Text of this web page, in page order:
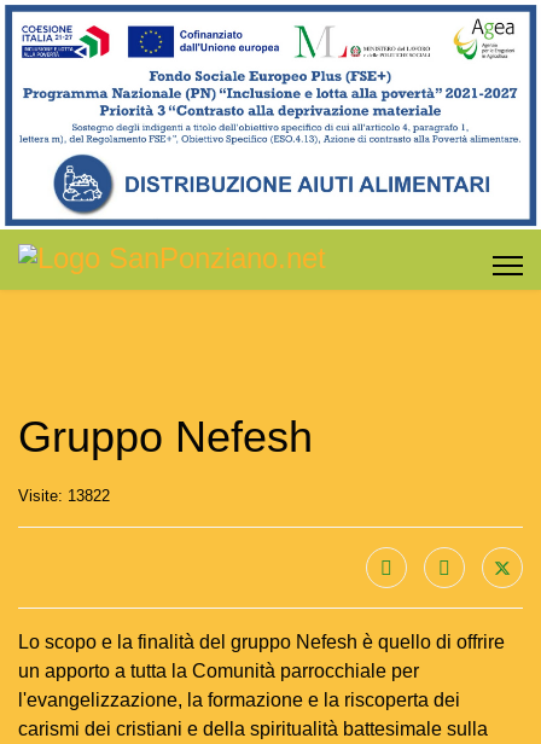
Gruppo Nefesh
Visite: 13822
Lo scopo e la finalità del gruppo Nefesh è quello di offrire
un apporto a tutta la Comunità parrocchiale per
l'evangelizzazione, la formazione e la riscoperta dei
carismi dei cristiani e della spiritualità battesimale sulla